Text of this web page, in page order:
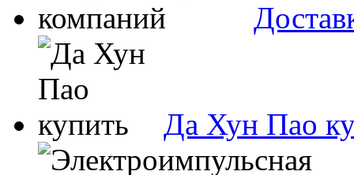
Да Хун Пао